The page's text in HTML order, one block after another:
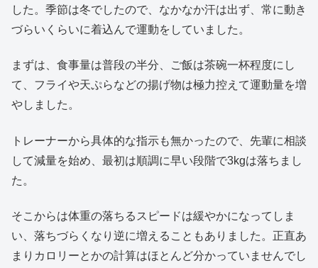
した。季節は冬でしたので、なかなか汗は出ず、常に動き
づらいくらいに着込んで運動をしていました。
まずは、食事量は普段の半分、ご飯は茶碗一杯程度にし
て、フライや天ぷらなどの揚げ物は極力控えて運動量を増
やしました。
トレーナーから具体的な指示も無かったので、先輩に相談
して減量を始め、最初は順調に早い段階で3kgは落ちまし
た。
そこからは体重の落ちるスピードは緩やかになってしま
い、落ちづらくなり逆に増えることもありました。正直あ
まりカロリーとかの計算はほとんど分かっていませんでし